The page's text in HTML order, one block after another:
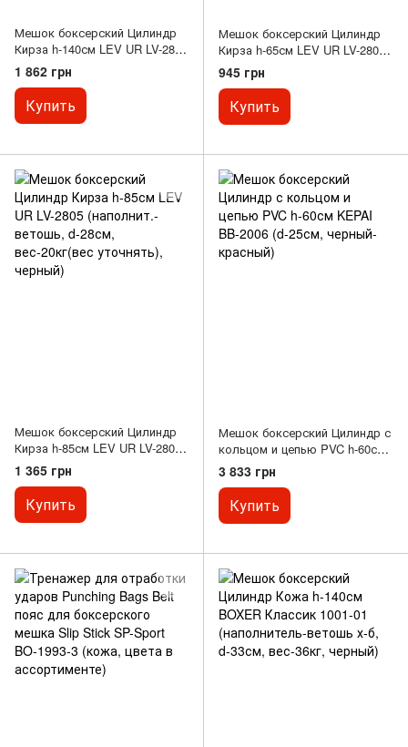
Мешок боксерский Цилиндр
Кирза h-140см LEV UR LV-2809
(наполнит.-ветошь, d-
33см,вес-40кг(вес уточнять),
черный)
1 862 грн
Купить
Мешок боксерский Цилиндр
Кирза h-65см LEV UR LV-2806
(наполнит.-ветошь, d-28см,
вес-8кг(вес уточнять),
черный)
945 грн
Купить
Мешок боксерский Цилиндр
Кирза h-85см LEV UR LV-2805
(наполнит.-ветошь, d-28см,
вес-20кг(вес уточнять),
черный)
1 365 грн
Купить
Мешок боксерский Цилиндр с
кольцом и цепью PVC h-60см
KEPAI BB-2006 (d-25см,
черный-красный)
3 833 грн
Купить